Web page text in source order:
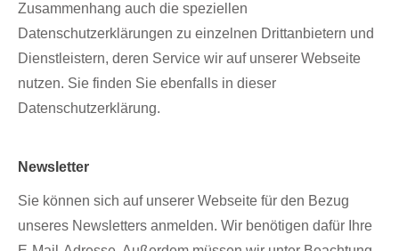
Zusammenhang auch die speziellen
Datenschutzerklärungen zu einzelnen Drittanbietern und
Dienstleistern, deren Service wir auf unserer Webseite
nutzen. Sie finden Sie ebenfalls in dieser
Datenschutzerklärung.
Newsletter
Sie können sich auf unserer Webseite für den Bezug
unseres Newsletters anmelden. Wir benötigen dafür Ihre